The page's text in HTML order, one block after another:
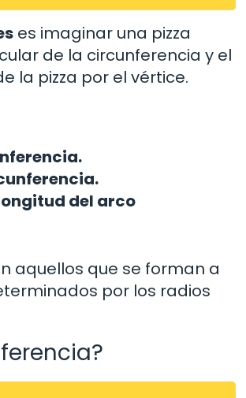
es imaginar una pizza
de la circunferencia y el
la pizza por el vértice.
del arco
aquellos que se forman a
por los radios